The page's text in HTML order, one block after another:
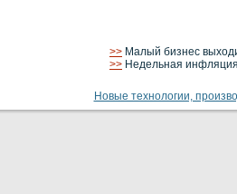
>> Малый бизнес
>> Недельная
Новые технологии,